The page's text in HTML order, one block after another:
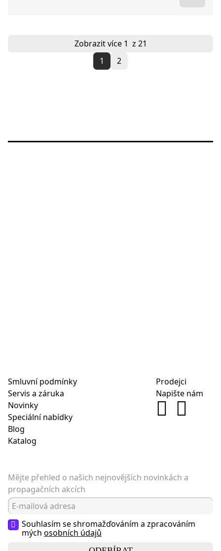
Zobrazit více 1 z 21
1
2
Smluvní podmínky
Servis a záruka
Novinky
Speciální nabídky
Blog
Katalog
Prodejci
Napište nám
Mějte přehled o našich nejnovějších novinkách a
propagačních akcích
Souhlasím se shromažďováním a zpracováním
mých osobních údajů